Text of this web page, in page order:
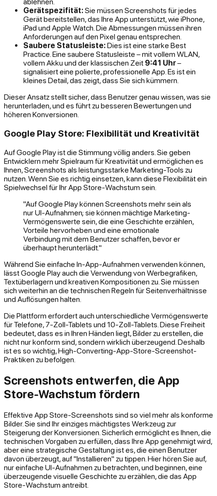
Gerätspezifität:Sie müssen Screenshots für jedes
Gerät bereitstellen, das Ihre App unterstützt, wie iPhone,
iPad und Apple Watch. Die Abmessungen müssen ihren
Anforderungen auf den Pixel genau entsprechen.
Saubere Statusleiste:Dies ist eine starke Best
Practice. Eine saubere Statusleiste – mit vollem WLAN,
vollem Akku und der klassischen Zeit 9:41 Uhr–
signalisiert eine polierte, professionelle App. Es ist ein
kleines Detail, das zeigt, dass Sie sich kümmern.
Dieser Ansatz stellt sicher, dass Benutzer genau wissen, was sie
herunterladen, und es führt zu besseren Bewertungen und
höheren Konversionen.
Google Play Store: Flexibilität und Kreativität
Auf Google Play ist die Stimmung völlig anders. Sie geben
Entwicklern mehr Spielraum für Kreativität und ermöglichen es
Ihnen, Screenshots als leistungsstarke Marketing-Tools zu
nutzen. Wenn Sie es richtig einsetzen, kann diese Flexibilität ein
Spielwechsel für Ihr App Store-Wachstum sein.
"Auf Google Play können Screenshots mehr sein als
nur UI-Aufnahmen; sie können mächtige Marketing-
Vermögenswerte sein, die eine Geschichte erzählen,
Vorteile hervorheben und eine emotionale
Verbindung mit dem Benutzer schaffen, bevor er
überhaupt herunterlädt."
Während Sie einfache In-App-Aufnahmen verwenden können,
lässt Google Play auch die Verwendung von Werbegrafiken,
Textüberlagern und kreativen Kompositionen zu. Sie müssen
sich weiterhin an die technischen Regeln für Seitenverhältnisse
und Auflösungen halten.
Die Plattform erfordert auch unterschiedliche Vermögenswerte
für Telefone, 7-Zoll-Tablets und 10-Zoll-Tablets. Diese Freiheit
bedeutet, dass es in Ihren Händen liegt, Bilder zu erstellen, die
nicht nur konform sind, sondern wirklich überzeugend. Deshalb
ist es so wichtig, High-Converting-App-Store-Screenshot-
Praktiken zu befolgen.
Screenshots entwerfen, die App
Store-Wachstum fördern
Effektive App Store-Screenshots sind so viel mehr als konforme
Bilder. Sie sind Ihr einziges mächtigstes Werkzeug zur
Steigerung der Konversionen. Sicherlich ermöglicht es Ihnen, die
technischen Vorgaben zu erfüllen, dass Ihre App genehmigtwird,
aber eine strategische Gestaltung ist es, die einen Benutzer
davon überzeugt, auf "Installieren" zu tippen. Hier hören Sie auf,
nur einfache UI-Aufnahmen zu betrachten, und beginnen, eine
überzeugende visuelle Geschichte zu erzählen, die das App
Store-Wachstum antreibt.